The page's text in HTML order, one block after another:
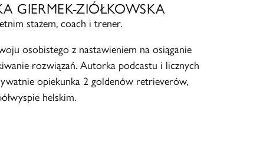
GIERMEK-ZIÓŁKOWSKA
stażem, coach i trener.
osobistego z nastawieniem na osiąganie
rozwiązań. Autorka podcastu i licznych
opiekunka 2 goldenów retrieverów,
helskim.